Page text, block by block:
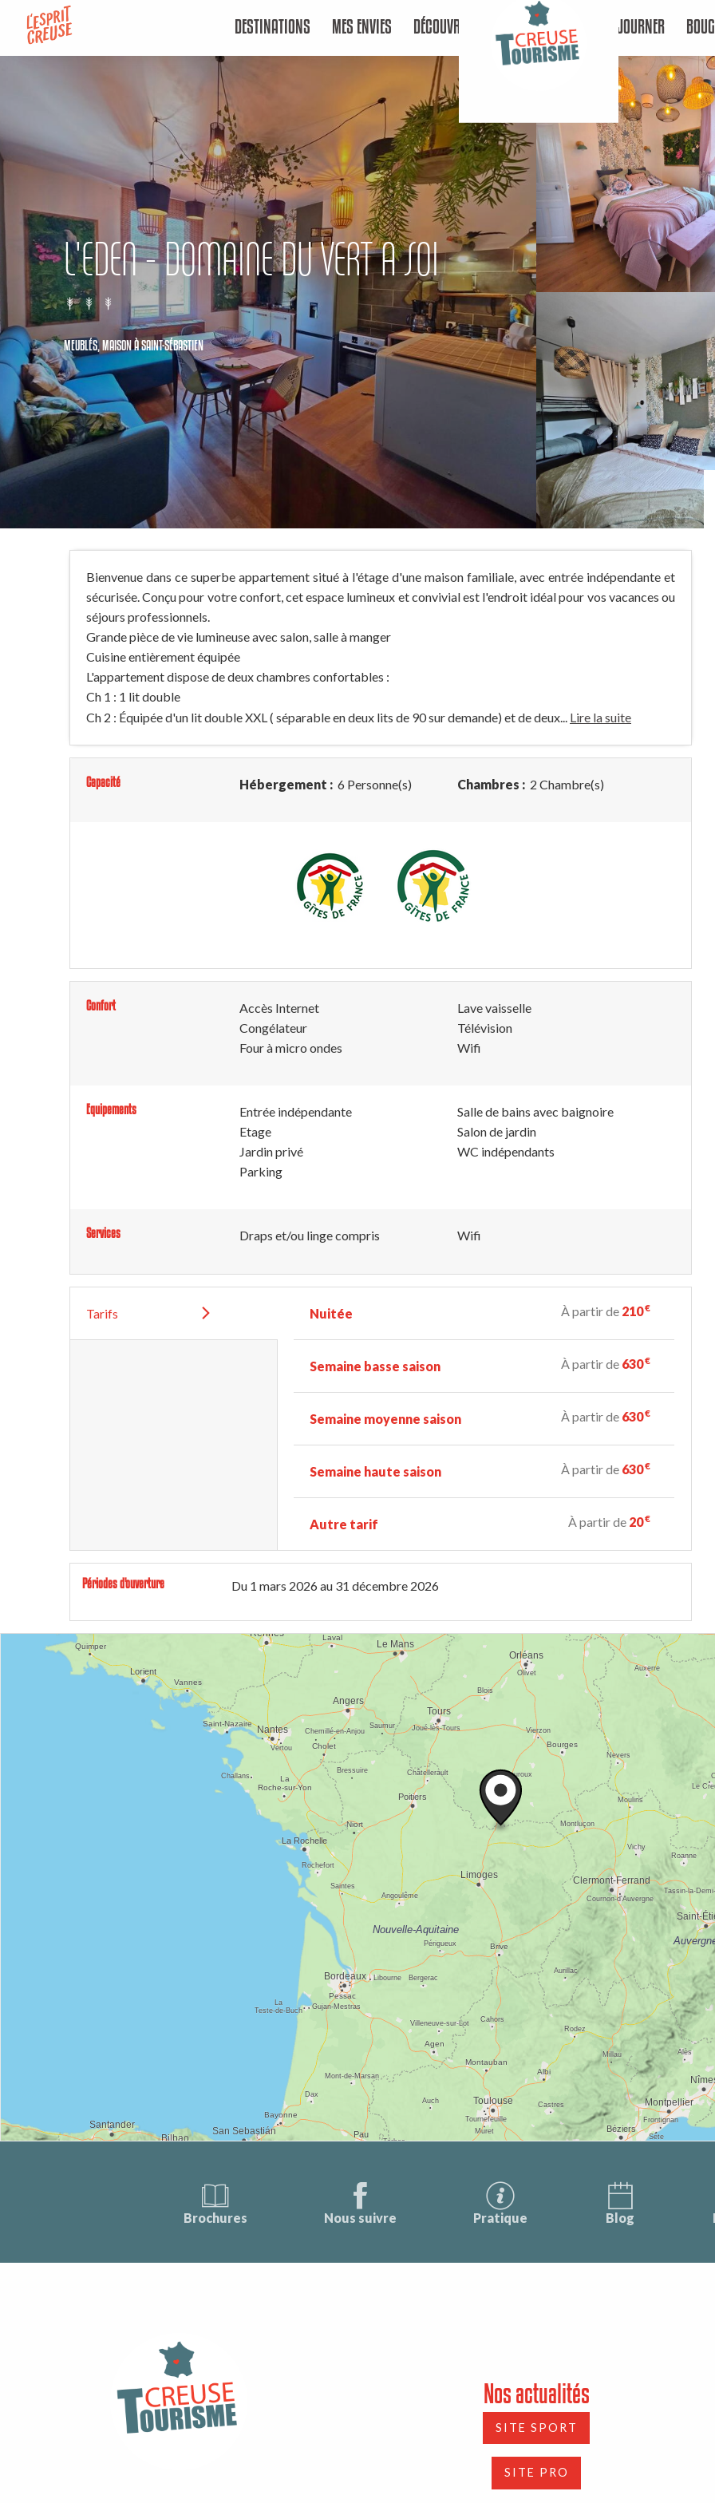
contenu
DESTINATIONS MES ENVIES DÉCOUVRIR SÉJOURNER
L'EDEN - DOMAINE DU VERT A SOI
MEUBLÉS, MAISONÀ SAINT-SÉBASTIEN
Bienvenue dans ce superbe appartement situé à l'étage d'une maison familiale, avec entrée indépendante et
sécurisée. Conçu pour votre confort, cet espace lumineux et convivial est l'endroit idéal pour vos vacances ou
séjours professionnels.
Grande pièce de vie lumineuse avec salon, salle à manger
Cuisine entièrement équipée
L'appartement dispose de deux chambres confortables :
Ch 1 : 1 lit double
Ch 2 : Équipée d'un lit double XXL ( séparable en deux lits de 90 sur demande) et de deux... Lire la suite
Capacité Hébergement : 6 Personne(s) Chambres : 2 Chambre(s)
Confort
Accès Internet
Congélateur
Four à micro ondes
Lave vaisselle
Télévision
Wifi
Equipements
Entrée indépendante
Etage
Jardin privé
Parking
Salle de bains avec baignoire
Salon de jardin
WC indépendants
Services Draps et/ou linge compris Wifi
Tarifs Nuitée À partir de 210€
Semaine basse saison À partir de 630€
Semaine moyenne saison À partir de 630€
Semaine haute saison À partir de 630€
Autre tarif À partir de 20€
Périodes d'ouverture Du 1 mars 2026au 31 décembre 2026
Brochures Nous suivre Pratique Blog
Nos actualités
SITE SPORT
SITE PRO